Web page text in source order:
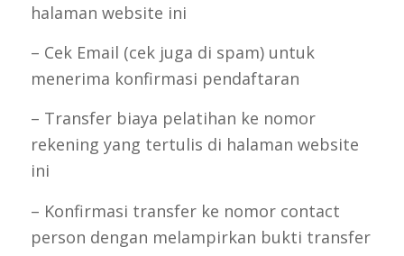
halaman website ini
– Cek Email (cek juga di spam) untuk
menerima konfirmasi pendaftaran
– Transfer biaya pelatihan ke nomor
rekening yang tertulis di halaman website
ini
– Konfirmasi transfer ke nomor contact
person dengan melampirkan bukti transfer